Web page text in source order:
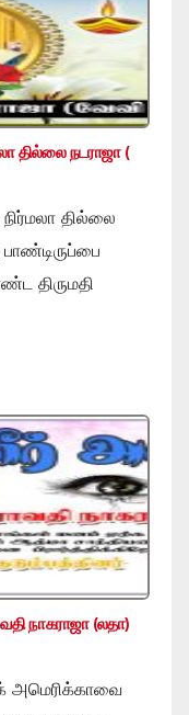
தில்லை நடராஜா (
தில்லை
பாண்டிருப்பை
திருமதி
நாகராஜா (லதா)
அமெரிக்காவை